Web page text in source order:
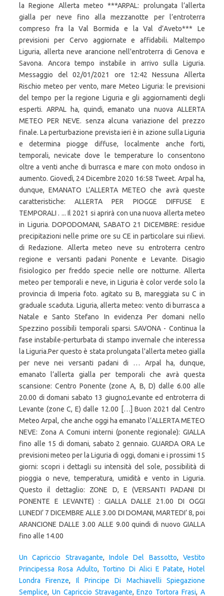
Un Capriccio Stravagante,Indole Del Bassotto,Vestito
Principessa Rosa Adulto, Tortino Di Alici E Patate, Hotel
Londra Firenze, Il Principe Di Machiavelli Spiegazione
Semplice, Un Capriccio Stravagante,Enzo Tortora Frasi,A